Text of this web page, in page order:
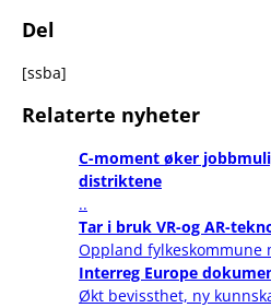
Del
[ssba]
Relaterte nyheter
C-moment øker
distriktene
..
Tar i bruk VR-og AR-
Oppland fylkeskommune
Interreg Europe
Økt bevissthet, ny